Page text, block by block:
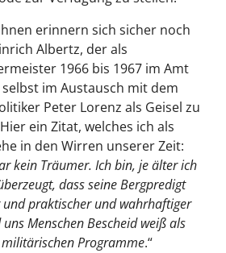
erinnern sich sicher noch
Albertz, der als
1966 bis 1967 im Amt
im Austausch mit dem
Peter Lorenz als Geisel zu
ein Zitat, welches ich als
in den Wirren unserer Zeit:
kein Träumer. Ich bin, je älter ich
dass seine Bergpredigt
praktischer und wahrhaftiger
Menschen Bescheid weiß als
Programme.“